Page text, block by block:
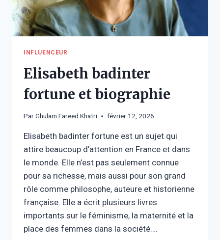
INFLUENCEUR
Elisabeth badinter
fortune et biographie
ParGhulam Fareed Khatri février 12, 2026
Elisabeth badinter fortune est un sujet qui
attire beaucoup d’attention en France et dans
le monde. Elle n’est pas seulement connue
pour sa richesse, mais aussi pour son grand
rôle comme philosophe, auteure et historienne
française. Elle a écrit plusieurs livres
importants sur le féminisme, la maternité et la
place des femmes dans la société….